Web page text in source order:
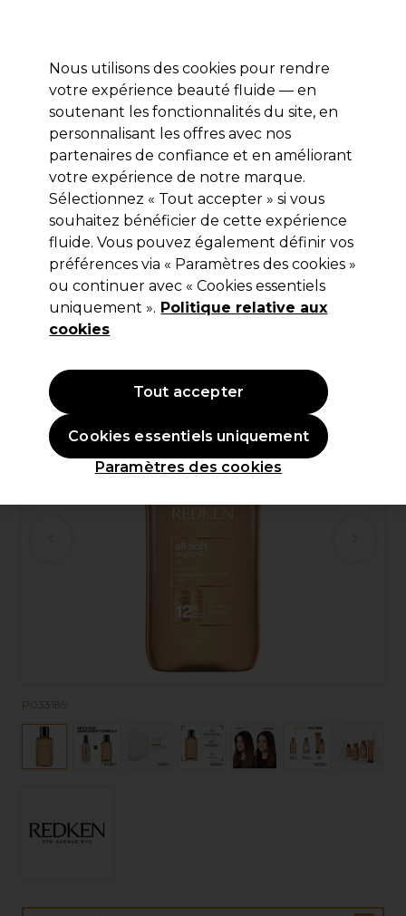
Se connecter
Marques Bons plans Coiffure Electro et Matériel
Livraison et délais
lire la suite
Redken
Redken All Soft Huile d'Argan 111ml
)
20,20 €Hors TVA (TARIF PROFESSIONNEL)
24,24 €TVA incluse)
OFFRE
P033189
Nous utilisons des cookies pour rendre
votre expérience beauté fluide — en
soutenant les fonctionnalités du site, en
personnalisant les offres avec nos
partenaires de confiance et en améliorant
votre expérience de notre marque.
Sélectionnez « Tout accepter » si vous
souhaitez bénéficier de cette expérience
fluide. Vous pouvez également définir vos
préférences via « Paramètres des cookies »
ou continuer avec « Cookies essentiels
uniquement ». Politique relative aux
cookies
Paramètres des cookies
Cookies essentiels uniquement
Tout accepter